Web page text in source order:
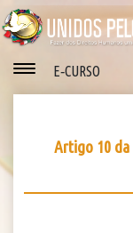
E‑CURSO
Artigo 10 da